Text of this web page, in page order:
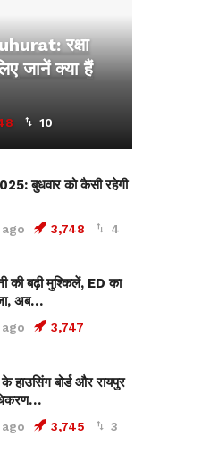
रक्षा
जानें क्या हैं
10
बुधवार को कैसी रहेगी
3,748 4
की बढ़ी मुश्किलें, ED का
अब…
3,747
हाउसिंग बोर्ड और रायपुर
3,745 3